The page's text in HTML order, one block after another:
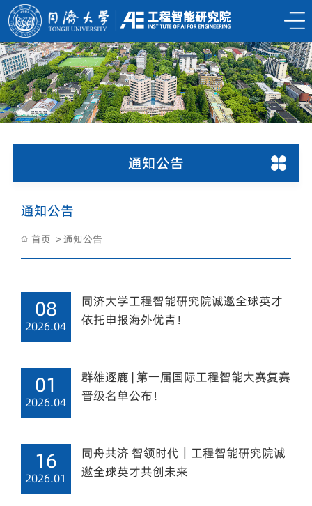
通知公告
通知公告
首页 通知公告
08
2026.04
同济大学工程智能研究院诚邀全球英才
依托申报海外优青！
01
2026.04
群雄逐鹿 | 第一届国际工程智能大赛复赛
晋级名单公布！
16
2026.01
同舟共济 智领时代｜工程智能研究院诚
邀全球英才共创未来